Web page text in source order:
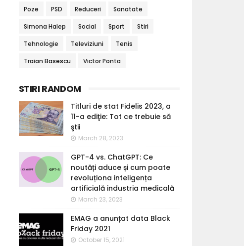
Poze PSD Reduceri Sanatate
Simona Halep Social Sport Stiri
Tehnologie Televiziuni Tenis
Traian Basescu Victor Ponta
STIRI RANDOM
Titluri de stat Fidelis 2023, a
11-a ediţie: Tot ce trebuie să
ştii
March 28, 2023
GPT-4 vs. ChatGPT: Ce
noutăți aduce și cum poate
revoluționa inteligența
artificială industria medicală
March 23, 2023
EMAG a anunțat data Black
Friday 2021
October 15, 2021